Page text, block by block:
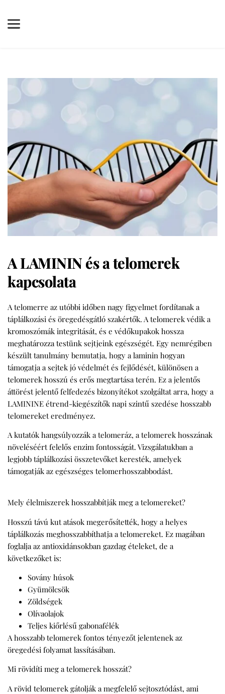
A LAMININ és a telomerek
kapcsolata
A telomerre az utóbbi időben nagy figyelmet fordítanak a
táplálkozási és öregedésgátló szakértők. A telomerek védik a
kromoszómák integritását, és e védőkupakok hossza
meghatározza testünk sejtjeink egészségét. Egy nemrégiben
készült tanulmány bemutatja, hogy a laminin hogyan
támogatja a sejtek jó védelmét és fejlődését, különösen a
telomerek hosszú és erős megtartása terén. Ez a jelentős
áttörést jelentő felfedezés bizonyítékot szolgáltat arra, hogy a
LAMININE étrend-kiegészítők napi szintű szedése hosszabb
telomereket eredményez.
A kutatók hangsúlyozzák a telomeráz, a telomerek hosszának
növeléséért felelős enzim fontosságát. Vizsgálatukban a
legjobb táplálkozási összetevőket keresték, amelyek
támogatják az egészséges telomerhosszabbodást.
Mely élelmiszerek hosszabbítják meg a telomereket?
Hosszú távú kut atások megerősítették, hogy a helyes
táplálkozás meghosszabbíthatja a telomereket. Ez magában
foglalja az antioxidánsokban gazdag ételeket, de a
következőket is:
Sovány húsok
Gyümölcsök
Zöldségek
Olívaolajok
Teljes kiőrlésű gabonafélék
A hosszabb telomerek fontos tényezőt jelentenek az
öregedési folyamat lassításában.
Mi rövidíti meg a telomerek hosszát?
A rövid telomerek gátolják a megfelelő sejtosztódást, ami